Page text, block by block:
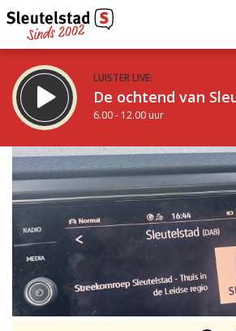
LUISTER LIVE:
De ochtend van
6.00 - 12.00 uur
STRAKS:
De middag van Sleutelstad
12.00 - 18.00 uur
Vorig uur
uur 1 van 0